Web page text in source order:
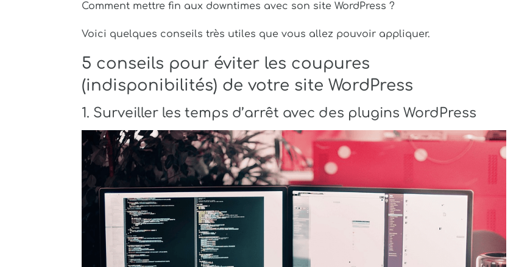
Comment mettre fin aux downtimes avec son site WordPress ?
Voici quelques conseils très utiles que vous allez pouvoir appliquer.
5 conseils pour éviter les coupures
(indisponibilités) de votre site WordPress
1. Surveiller les temps d’arrêt avec des plugins WordPress